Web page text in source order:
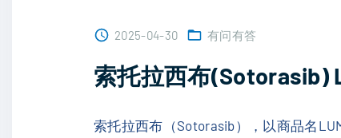
2025-04-30 有问有答
索托拉西布(Sotorasib)
索托拉西布（Sotorasib），以商品名